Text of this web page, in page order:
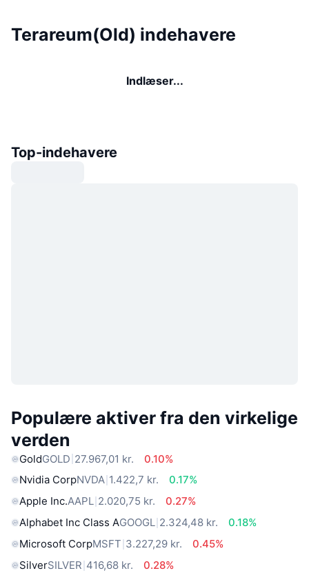
Terareum(Old) indehavere
Indlæser...
Top-indehavere
Populære aktiver fra den virkelige
verden
GoldGOLD 27.967,01 kr.
0.10%
Nvidia CorpNVDA 1.422,7 kr.
0.17%
Apple Inc.AAPL 2.020,75 kr.
0.27%
Alphabet Inc Class AGOOGL 2.324,48 kr.
0.18%
Microsoft CorpMSFT 3.227,29 kr.
0.45%
SilverSILVER 416,68 kr.
0.28%